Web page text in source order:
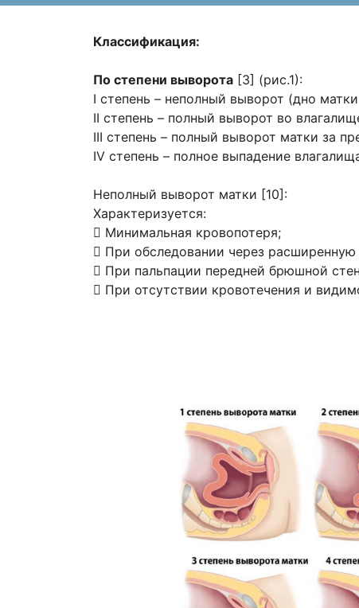
Классификация:
По степени выворота [3] (рис.1):
I степень – неполный выворот (дно
II степень – полный выворот во
III степень – полный выворот матки за
IV степень – полное выпадение
Неполный выворот матки [10]:
Характеризуется:
 Минимальная кровопотеря;
 При обследовании через
 При пальпации передней брюшной
 При отсутствии кровотечения и